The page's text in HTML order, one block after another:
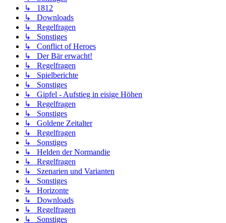
↳ 1812
↳ Downloads
↳ Regelfragen
↳ Sonstiges
↳ Conflict of Heroes
↳ Der Bär erwacht!
↳ Regelfragen
↳ Spielberichte
↳ Sonstiges
↳ Gipfel - Aufstieg in eisige Höhen
↳ Regelfragen
↳ Sonstiges
↳ Goldene Zeitalter
↳ Regelfragen
↳ Sonstiges
↳ Helden der Normandie
↳ Regelfragen
↳ Szenarien und Varianten
↳ Sonstiges
↳ Horizonte
↳ Downloads
↳ Regelfragen
↳ Sonstiges